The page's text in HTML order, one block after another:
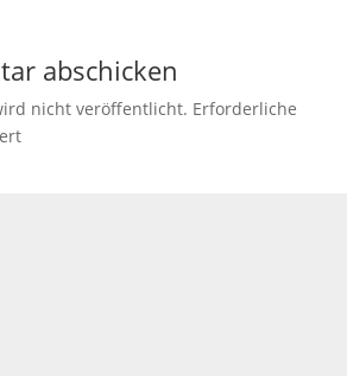
abschicken
nicht veröffentlicht. Erforderliche